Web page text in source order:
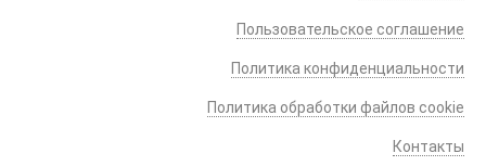
Пользовательское соглашение
Политика конфиденциальности
Политика обработки файлов cookie
Контакты